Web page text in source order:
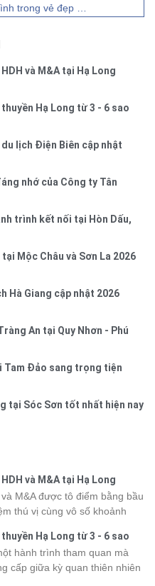
vẻ đẹp mê hoặc
và M&A tại Hạ Long
Hạ Long từ 3 - 6 sao
lịch Điện Biên cập nhật
nhớ của Công ty Tân
trình kết nối tại Hòn Dấu,
Mộc Châu và Sơn La 2026
Hà Giang cập nhật 2026
An tại Quy Nhơn - Phú
Tam Đảo sang trọng tiện
tại Sóc Sơn tốt nhất hiện nay
và M&A tại Hạ Long
M&A được tô điểm bằng bầu
thú vị cùng vô số khoảnh
đã tạo nên một chuyến đi
Hạ Long từ 3 - 6 sao
hành trình tham quan mà
cấp giữa kỳ quan thiên nhiên